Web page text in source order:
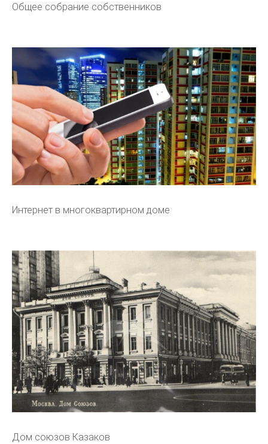
Общее собрание собственников
Интернет в многоквартирном доме
Дом союзов Казаков